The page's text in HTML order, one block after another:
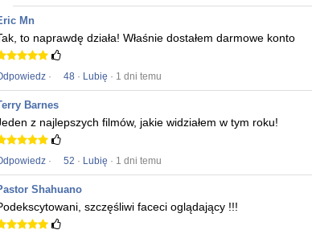
Mn
to naprawdę działa! Właśnie dostałem darmowe konto
· 48 · Lubię · 1 dni temu
Barnes
z najlepszych filmów, jakie widziałem w tym roku!
· 52 · Lubię · 1 dni temu
Shahuano
szczęśliwi faceci oglądający !!!